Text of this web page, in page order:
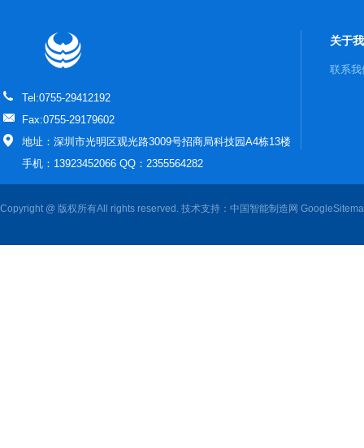
Tel:0755-29412192
Fax:0755-29179602
地址：深圳市光明区观光路3009号招商局科技园A4栋13楼
手机：13923452066 QQ：2355564282
关于
联系我
Copyright @ 版权所有All rights reserved. 技术支持： 中国智能制造网